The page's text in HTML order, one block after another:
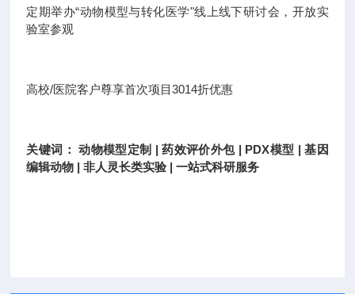
定期举办“动物模型与转化医学"线上线下研讨会，开放实
验室参观
高校/医院客户尊享首次项目3014折优惠
关键词： 动物模型定制 | 药效评价外包 | PDX模型 | 基因
编辑动物 | 非人灵长类实验 | 一站式科研服务